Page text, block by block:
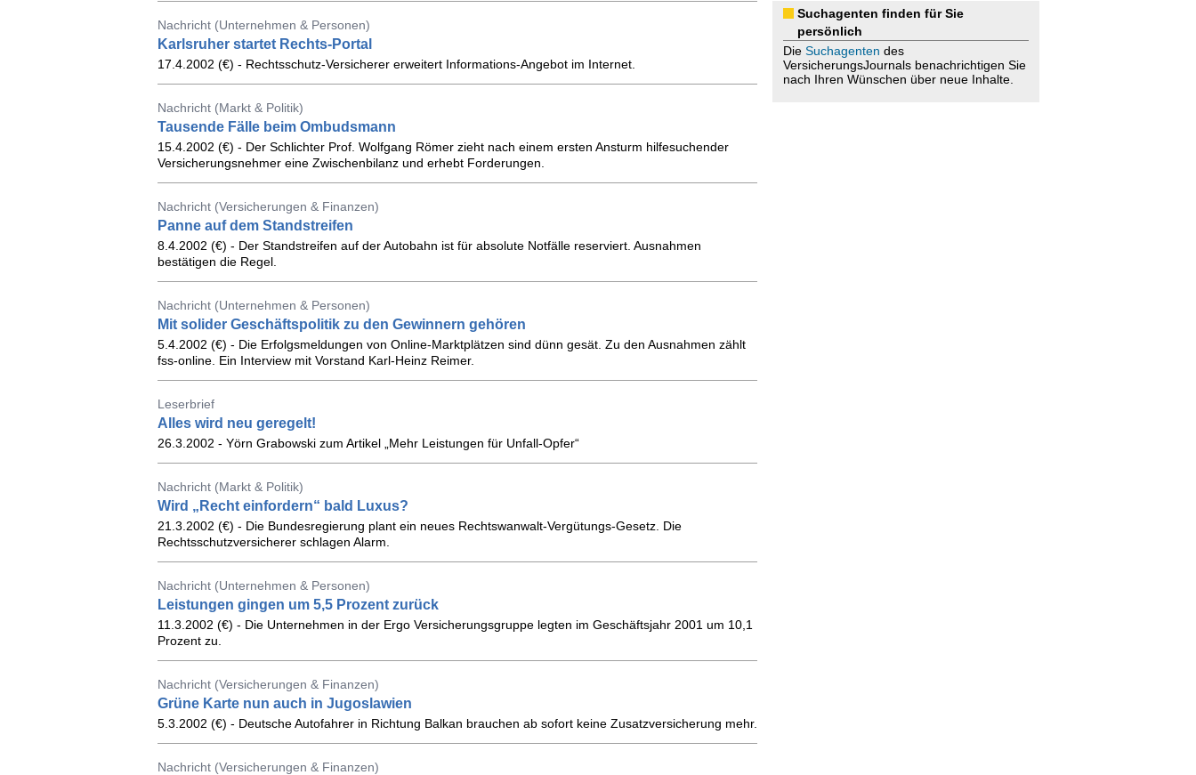
Nachricht (Unternehmen & Personen)
Karlsruher startet Rechts-Portal
17.4.2002 (€) - Rechtsschutz-Versicherer erweitert Informations-Angebot im Internet.
Nachricht (Markt & Politik)
Tausende Fälle beim Ombudsmann
15.4.2002 (€) - Der Schlichter Prof. Wolfgang Römer zieht nach einem ersten Ansturm hilfesuchender
Versicherungsnehmer eine Zwischenbilanz und erhebt Forderungen.
Nachricht (Versicherungen & Finanzen)
Panne auf dem Standstreifen
8.4.2002 (€) - Der Standstreifen auf der Autobahn ist für absolute Notfälle reserviert. Ausnahmen
bestätigen die Regel.
Nachricht (Unternehmen & Personen)
Mit solider Geschäftspolitik zu den Gewinnern gehören
5.4.2002 (€) - Die Erfolgsmeldungen von Online-Marktplätzen sind dünn gesät. Zu den Ausnahmen zählt
fss-online. Ein Interview mit Vorstand Karl-Heinz Reimer.
Leserbrief
Alles wird neu geregelt!
26.3.2002 - Yörn Grabowski zum Artikel „Mehr Leistungen für Unfall-Opfer“
Nachricht (Markt & Politik)
Wird „Recht einfordern“ bald Luxus?
21.3.2002 (€) - Die Bundesregierung plant ein neues Rechtswanwalt-Vergütungs-Gesetz. Die
Rechtsschutzversicherer schlagen Alarm.
Nachricht (Unternehmen & Personen)
Leistungen gingen um 5,5 Prozent zurück
11.3.2002 (€) - Die Unternehmen in der Ergo Versicherungsgruppe legten im Geschäftsjahr 2001 um 10,1
Prozent zu.
Nachricht (Versicherungen & Finanzen)
Grüne Karte nun auch in Jugoslawien
5.3.2002 (€) - Deutsche Autofahrer in Richtung Balkan brauchen ab sofort keine Zusatzversicherung mehr.
Nachricht (Versicherungen & Finanzen)
Suchagenten finden für Sie
persönlich
Die Suchagenten des
VersicherungsJournals benachrichtigen Sie
nach Ihren Wünschen über neue Inhalte.